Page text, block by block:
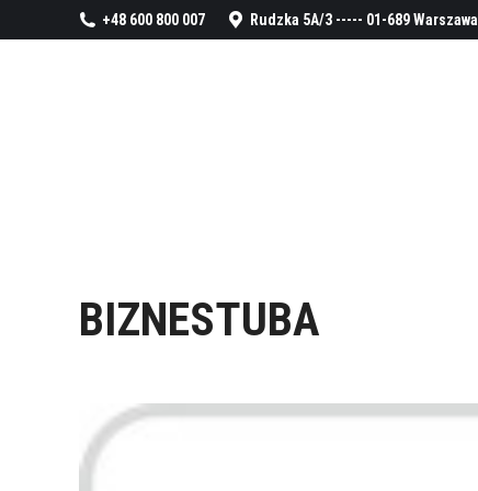
+48 600 800 007 Rudzka 5A/3 ----- 01-689 Warszawa
BIZNESTUBA